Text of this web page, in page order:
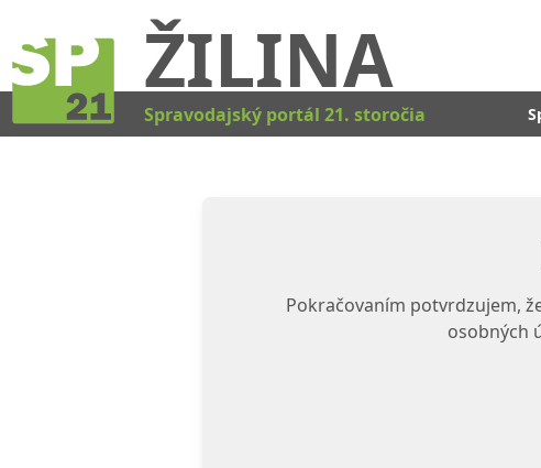
ŽILINA
Spravodajský portál 21. storočia
Pokračovaním potvrdzujem,
osobných